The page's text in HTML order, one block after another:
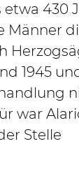
etwa 430
Männer
1945
war
Stelle